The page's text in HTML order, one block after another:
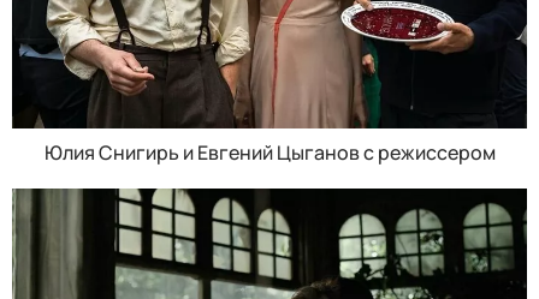
Юлия Снигирь и Евгений Цыганов с режиссером